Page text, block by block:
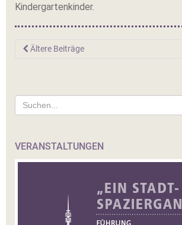
Kindergartenkinder.
Ältere Beiträge
Suche
nach:
VERANSTALTUNGEN